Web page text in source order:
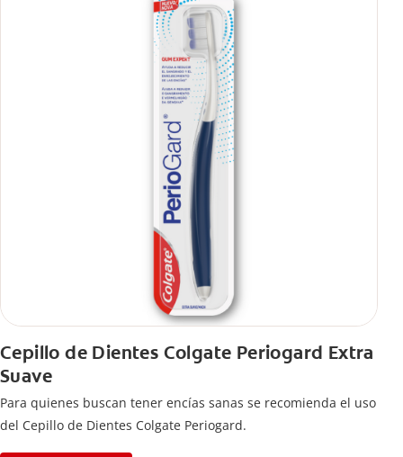
Cepillo de Dientes Colgate Periogard Extra
Suave
Para quienes buscan tener encías sanas se recomienda el uso
del Cepillo de Dientes Colgate Periogard.